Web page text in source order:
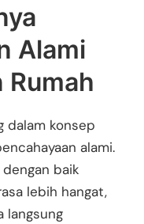
Alami
Rumah
dalam konsep
alami.
baik
lebih hangat,
langsung